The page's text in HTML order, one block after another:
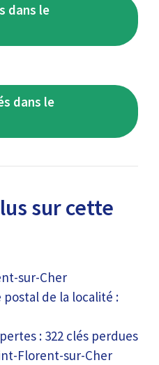
dans le
dans le
sur cette
sur-Cher
de la localité :
: 322 clés perdues
Florent-sur-Cher